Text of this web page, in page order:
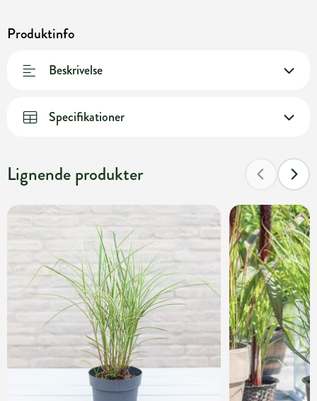
Produktinfo
Beskrivelse
Specifikationer
Lignende produkter